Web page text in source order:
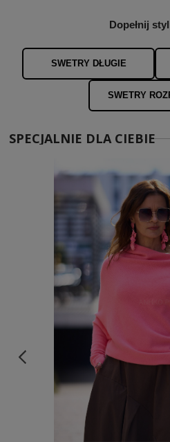
Dopełnij
SWETRY DŁUGIE
SWETRY